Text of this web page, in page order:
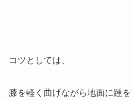
コツとしては、
膝を軽く曲げながら地面に踵